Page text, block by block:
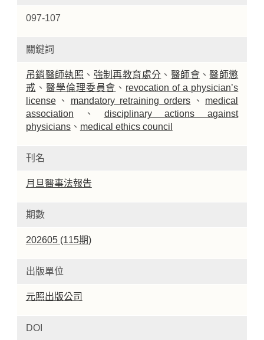
097-107
關鍵詞
吊銷醫師執照 、 強制再教育處分 、 醫師會 、醫師懲
戒 、 醫學倫理委員會 、 revocation of a physician’s
license、 mandatory retraining orders 、 medical
association 、 disciplinary actions against
physicians、 medical ethics council
刊名
月旦醫事法報告
期數
202605 (115期)
出版單位
元照出版公司
DOI